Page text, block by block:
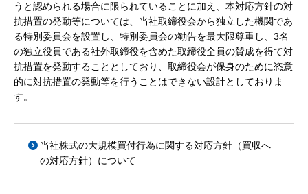
うと認められる場合に限られていることに加え、本対応方針の対
抗措置の発動等については、当社取締役会から独立した機関であ
る特別委員会を設置し、特別委員会の勧告を最大限尊重し、3名
の独立役員である社外取締役を含めた取締役全員の賛成を得て対
抗措置を発動することとしており、取締役会が保身のために恣意
的に対抗措置の発動等を行うことはできない設計としておりま
す。
当社株式の大規模買付行為に関する対応方針（買収へ
の対応方針）について